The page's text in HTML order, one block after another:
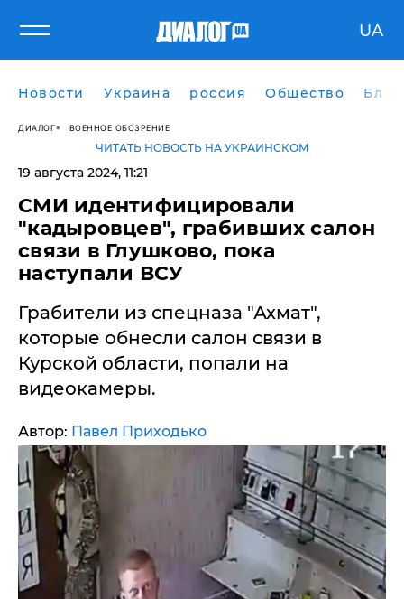
UA
Новости Украина россия Общество
ДИАЛОГ ВОЕННОЕ ОБОЗРЕНИЕ
ЧИТАТЬ НОВОСТЬ НА УКРАИНСКОМ
19 августа 2024, 11:21
СМИ идентифицировали
"кадыровцев", грабивших салон
связи в Глушково, пока
наступали ВСУ
Грабители из спецназа "Ахмат",
которые обнесли салон связи в
Курской области, попали на
видеокамеры.
Автор: Павел Приходько